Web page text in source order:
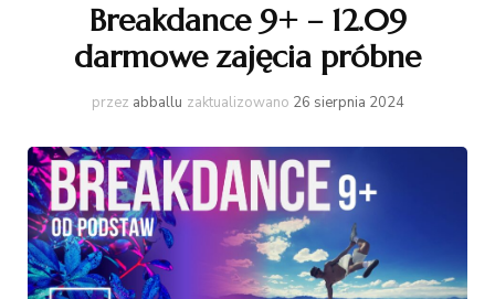
Breakdance 9+ – 12.09
darmowe zajęcia próbne
przez abballu zaktualizowano 26 sierpnia 2024